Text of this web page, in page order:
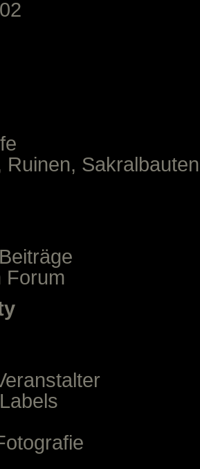
Ruinen, Sakralbauten
Forum